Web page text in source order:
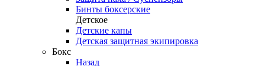
Бинты боксерские
Детское
Детские капы
Детская защитная экипировка
Бокс
Назад